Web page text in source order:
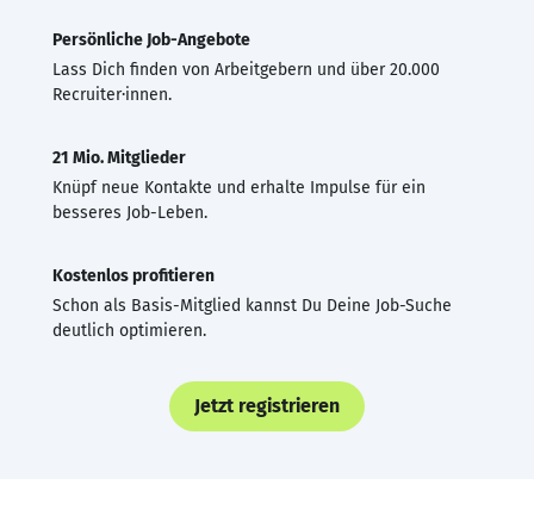
Persönliche Job-Angebote
Lass Dich finden von Arbeitgebern und über 20.000
Recruiter·innen.
21 Mio. Mitglieder
Knüpf neue Kontakte und erhalte Impulse für ein
besseres Job-Leben.
Kostenlos profitieren
Schon als Basis-Mitglied kannst Du Deine Job-Suche
deutlich optimieren.
Jetzt registrieren